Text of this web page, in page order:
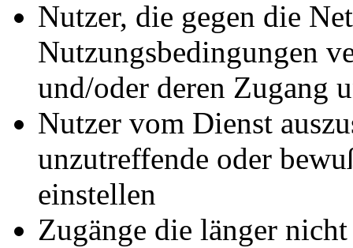
Nutzer, die gegen die
Nutzungsbedingungen
und/oder deren Zugang
Nutzer vom Dienst
unzutreffende oder
einstellen
Zugänge die länger